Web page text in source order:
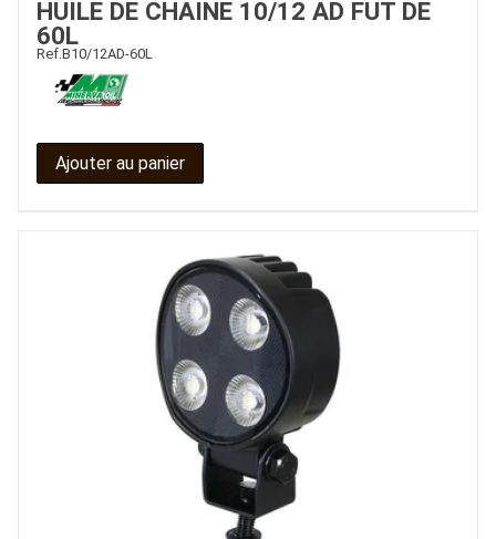
HUILE DE CHAINE 10/12 AD FUT DE
60L
Ref.B10/12AD-60L
Ajouter au panier